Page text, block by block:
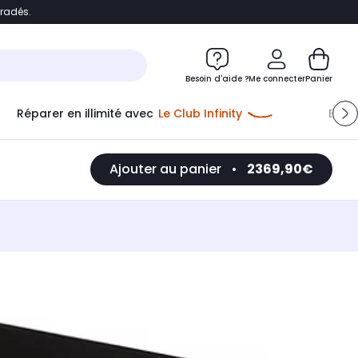
Accéder directement au chatbot
Besoin d'aide ?Me connecterPanier
Réparer en illimité avec Le Club Infinity
Ajouter au panier • 2369,90€